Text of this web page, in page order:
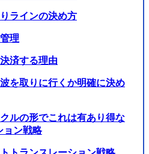
ラインの決め方
理
済する理由
を取りに行くか明確に決め
ルの形でこれは有あり得な
ョン戦略